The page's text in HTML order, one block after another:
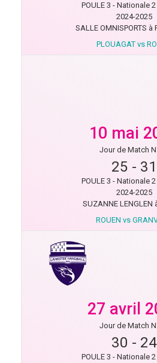
POULE 3 - Nationale
2024-2025
SALLE OMNISPORTS à
PLOUAGAT vs
10 mai
Jour de Match
25 - 31
POULE 3 - Nationale
2024-2025
SUZANNE LENGLEN
ROUEN vs
27 avril
Jour de Match
30 - 24
POULE 3 - Nationale